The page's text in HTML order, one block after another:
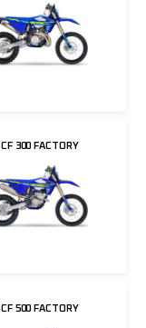
300 FACTORY
500 FACTORY